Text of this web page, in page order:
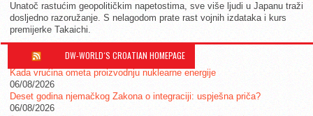
Unatoč rastućim geopolitičkim napetostima, sve više ljudi u Japanu traži
dosljedno razoružanje. S nelagodom prate rast vojnih izdataka i kurs
premijerke Takaichi.
DW-WORLD´S CROATIAN HOMEPAGE
Kada vrućina ometa proizvodnju nuklearne energije
06/08/2026
Deset godina njemačkog Zakona o integraciji: uspješna priča?
06/08/2026